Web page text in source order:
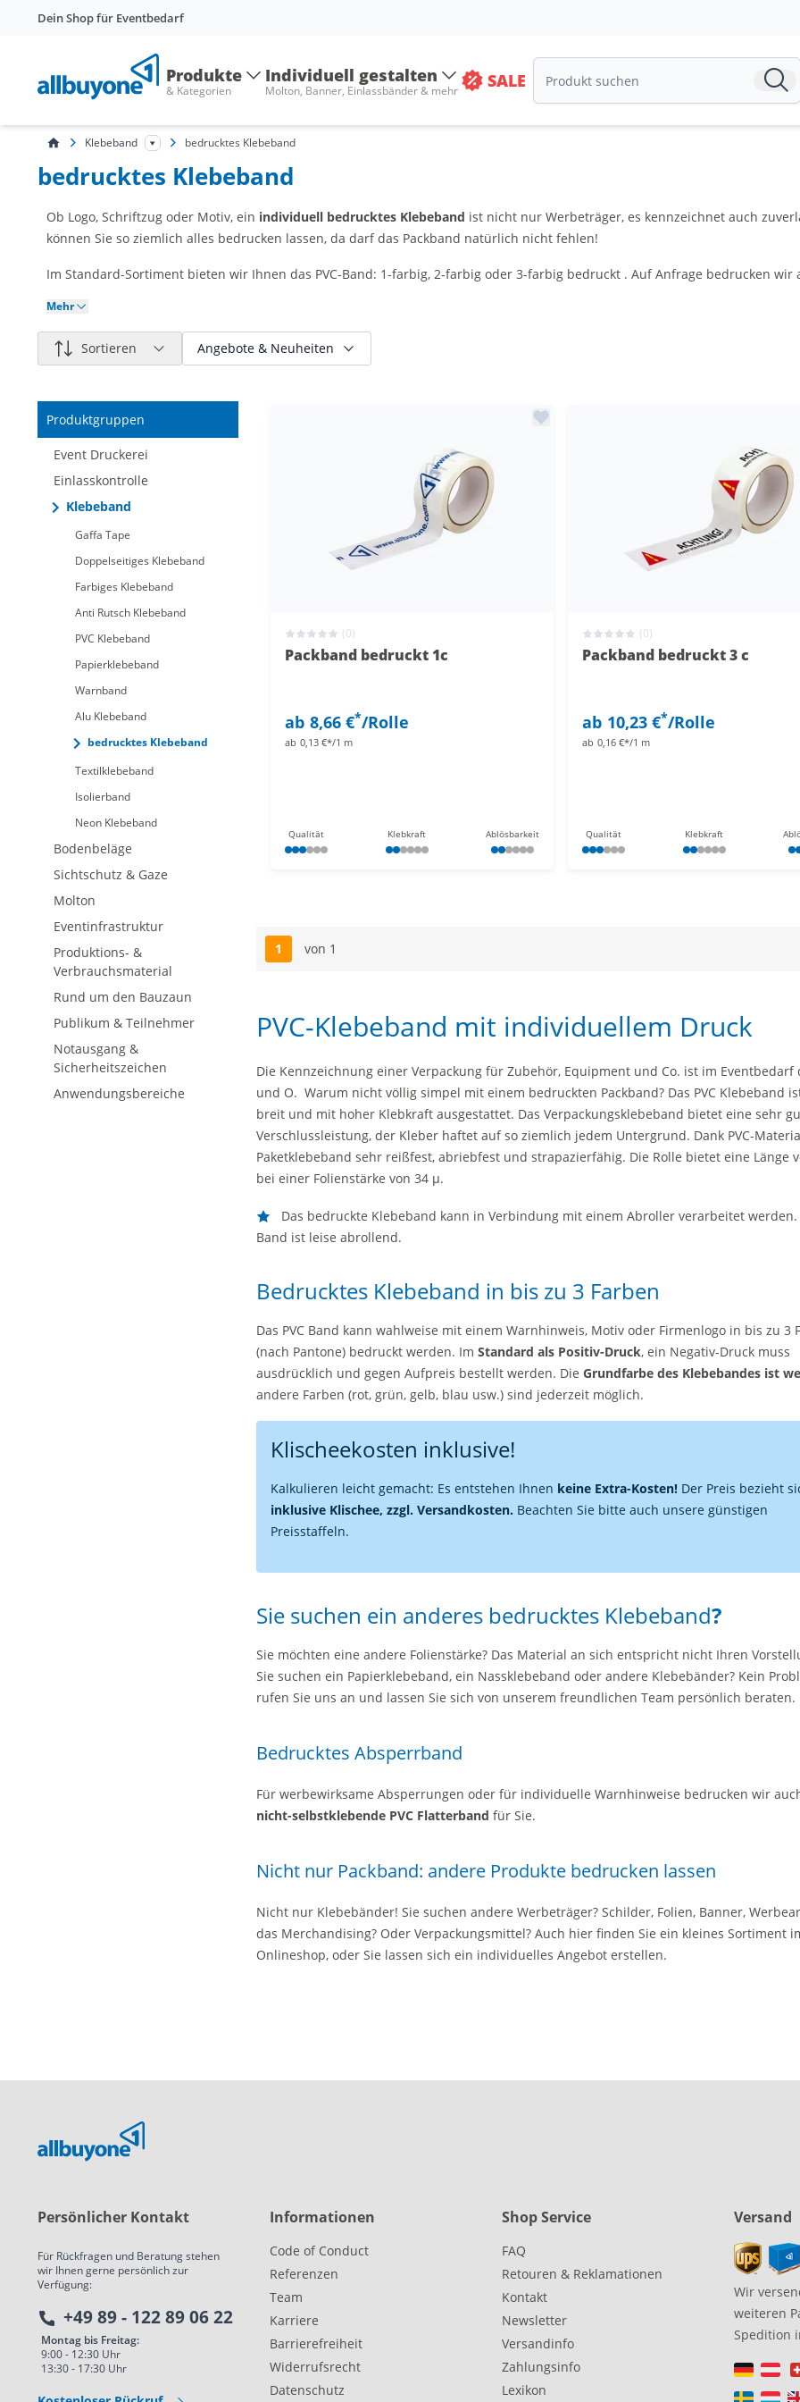
Dein Shop für Eventbedarf
Produkte
& Kategorien
Individuell gestalten
Molton, Banner, Einlassbänder & mehr SALE
Klebeband bedrucktes Klebeband
bedrucktes Klebeband
Ob Logo, Schriftzug oder Motiv, ein individuell bedrucktes Klebeband ist nicht nur Werbeträger, es kennzeichnet auch
können Sie so ziemlich alles bedrucken lassen, da darf das Packband natürlich nicht fehlen!
Im Standard-Sortiment bieten wir Ihnen das PVC-Band: 1-farbig, 2-farbig oder 3-farbig bedruckt . Auf Anfrage bedrucken wir
Mehr
Sortieren Angebote & Neuheiten
Nur reduzierte Artikel
Produktgruppen
Event Druckerei
Einlasskontrolle
Klebeband
Gaffa Tape
Doppelseitiges Klebeband
Farbiges Klebeband
Anti Rutsch Klebeband
PVC Klebeband
Papierklebeband
Warnband
Alu Klebeband
bedrucktes Klebeband
Textilklebeband
Isolierband
Neon Klebeband
Bodenbeläge
Sichtschutz & Gaze
Molton
Eventinfrastruktur
Produktions- &
Verbrauchsmaterial
Rund um den Bauzaun
Publikum & Teilnehmer
Notausgang &
Sicherheitszeichen
Anwendungsbereiche
(0)
Packband bedruckt 1c
ab 8,66 €*/Rolle
ab 0,13 €*/1 m
Qualität Klebkraft Ablösbarkeit
(0)
Packband bedruckt 3 c
ab 10,23 €*/Rolle
ab 0,16 €*/1 m
Qualität Klebkraft
Seite
1 von 1
PVC-Klebeband mit individuellem Druck
Die Kennzeichnung einer Verpackung für Zubehör, Equipment und Co. ist im Eventbedarf
und O. Warum nicht völlig simpel mit einem bedruckten Packband? Das PVC Klebeband
breit und mit hoher Klebkraft ausgestattet. Das Verpackungsklebeband bietet eine sehr
Verschlussleistung, der Kleber haftet auf so ziemlich jedem Untergrund. Dank PVC-
Paketklebeband sehr reißfest, abriebfest und strapazierfähig. Die Rolle bietet eine Länge
bei einer Folienstärke von 34 µ.
Das bedruckte Klebeband kann in Verbindung mit einem Abroller verarbeitet werden.
Band ist leise abrollend.
Bedrucktes Klebeband in bis zu 3 Farben
Das PVC Band kann wahlweise mit einem Warnhinweis, Motiv oder Firmenlogo in bis zu 3
(nach Pantone) bedruckt werden. Im Standard als Positiv-Druck, ein Negativ-Druck muss
ausdrücklich und gegen Aufpreis bestellt werden. Die Grundfarbe des Klebebandes ist
andere Farben (rot, grün, gelb, blau usw.) sind jederzeit möglich.
Klischeekosten inklusive!
Kalkulieren leicht gemacht: Es entstehen Ihnen keine Extra-Kosten! Der Preis bezieht
inklusive Klischee, zzgl. Versandkosten. Beachten Sie bitte auch unsere günstigen
Preisstaffeln.
Sie suchen ein anderes bedrucktes Klebeband?
Sie möchten eine andere Folienstärke? Das Material an sich entspricht nicht Ihren
Sie suchen ein Papierklebeband, ein Nassklebeband oder andere Klebebänder? Kein
rufen Sie uns an und lassen Sie sich von unserem freundlichen Team persönlich beraten.
Bedrucktes Absperrband
Für werbewirksame Absperrungen oder für individuelle Warnhinweise bedrucken wir
nicht-selbstklebende PVC Flatterband für Sie.
Nicht nur Packband: andere Produkte bedrucken lassen
Nicht nur Klebebänder! Sie suchen andere Werbeträger? Schilder, Folien, Banner,
das Merchandising? Oder Verpackungsmittel? Auch hier finden Sie ein kleines Sortiment
Onlineshop, oder Sie lassen sich ein individuelles Angebot erstellen.
Persönlicher Kontakt
Für Rückfragen und Beratung stehen
wir Ihnen gerne persönlich zur
Verfügung:
+49 89 - 122 89 06 22
Montag bis Freitag:
9:00 - 12:30 Uhr
13:30 - 17:30 Uhr
Informationen
Code of Conduct
Referenzen
Team
Karriere
Barrierefreiheit
Widerrufsrecht
Datenschutz
Shop Service
FAQ
Retouren & Reklamationen
Kontakt
Newsletter
Versandinfo
Zahlungsinfo
Lexikon
Versand
Wir
weiteren
Spedition